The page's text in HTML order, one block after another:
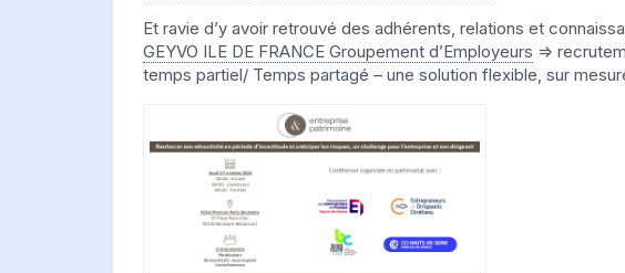
Et ravie d’y avoir retrouvé des adhérents, relations et
GEYVO ILE DE FRANCE Groupement d’Employeurs =>
temps partiel/ Temps partagé – une solution flexible, sur